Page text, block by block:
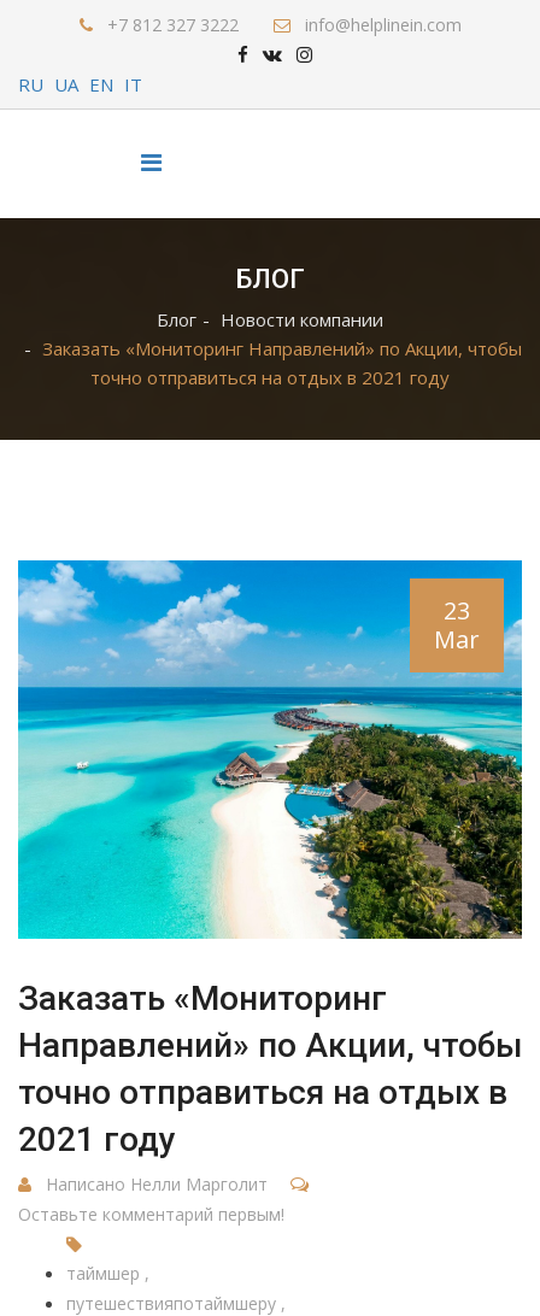
+7 812 327 3222 info@helplinein.com
RU UA EN IT
БЛОГ
Блог
Новости компании
Заказать «Мониторинг Направлений» по Акции, чтобы
точно отправиться на отдых в 2021 году
23
Mar
Заказать «Мониторинг
Направлений» по Акции, чтобы
точно отправиться на отдых в
2021 году
Написано Нелли Марголит
Оставьте комментарий первым!
таймшер
путешествияпотаймшеру